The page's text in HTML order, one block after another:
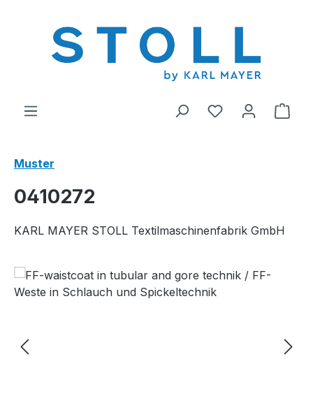
Du hast 0
Muster
0410272
KARL MAYER STOLL Textilmaschinenfabrik GmbH
Bildergalerie überspringen